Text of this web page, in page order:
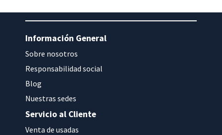
Información General
Sobre nosotros
Responsabilidad social
Blog
Nuestras sedes
Servicio al Cliente
Venta de usadas